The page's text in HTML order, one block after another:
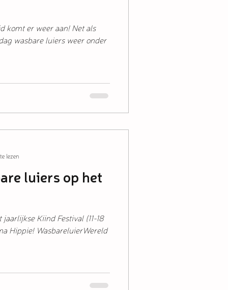
komt er weer aan! Net als
wasbare luiers weer onder
luiers op het
Kiind Festival (11-18
Hippie! WasbareluierWereld
lezen